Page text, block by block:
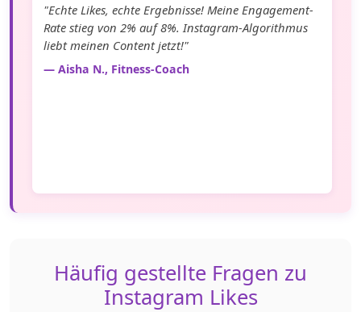
"Echte Likes, echte Ergebnisse! Meine Engagement-
Rate stieg von 2% auf 8%. Instagram-Algorithmus
liebt meinen Content jetzt!"
— Aisha N., Fitness-Coach
Häufig gestellte Fragen zu
Instagram Likes